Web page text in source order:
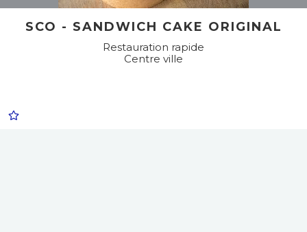
SCO - SANDWICH CAKE ORIGINAL
Restauration rapide
Centre ville